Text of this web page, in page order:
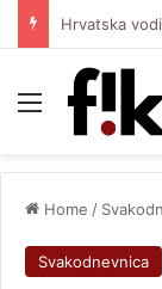
Menu
Home /
Svakodnevnica